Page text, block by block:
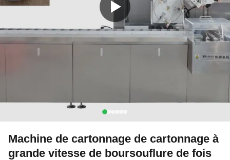
Machine de cartonnage de cartonnage à
grande vitesse de boursouflure de fois